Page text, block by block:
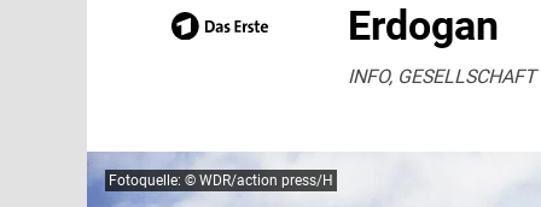
Erdogan
INFO,
Fotoquelle: © WDR/action press/H